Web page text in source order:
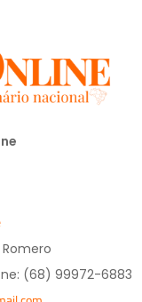
(68) 99972-6883